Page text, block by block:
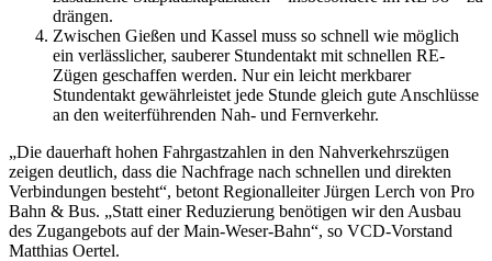
drängen.
Zwischen Gießen und Kassel muss so schnell wie möglich
ein verlässlicher, sauberer Stundentakt mit schnellen RE-
Zügen geschaffen werden. Nur ein leicht merkbarer
Stundentakt gewährleistet jede Stunde gleich gute Anschlüsse
an den weiterführenden Nah- und Fernverkehr.
„Die dauerhaft hohen Fahrgastzahlen in den Nahverkehrszügen
zeigen deutlich, dass die Nachfrage nach schnellen und direkten
Verbindungen besteht“, betont Regionalleiter Jürgen Lerch von Pro
Bahn & Bus. „Statt einer Reduzierung benötigen wir den Ausbau
des Zugangebots auf der Main-Weser-Bahn“, so VCD-Vorstand
Matthias Oertel.